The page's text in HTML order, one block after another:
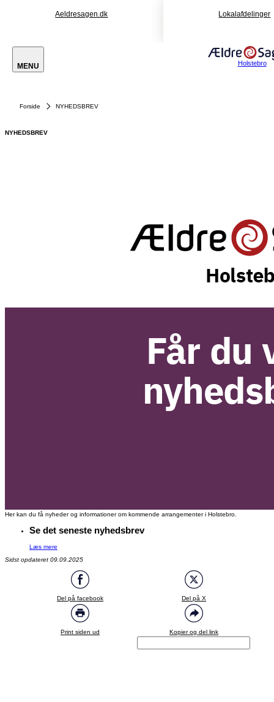
Aeldresagen.dk Lokalafdelinger
MENU Holstebro
Forside NYHEDSBREV
NYHEDSBREV
Her kan du få nyheder og informationer om kommende arrangementer i Holstebro.
Se det seneste nyhedsbrev
Læs mere
Sidst opdateret 09.09.2025
Del på facebook Del på X
Print siden ud Kopier og del link